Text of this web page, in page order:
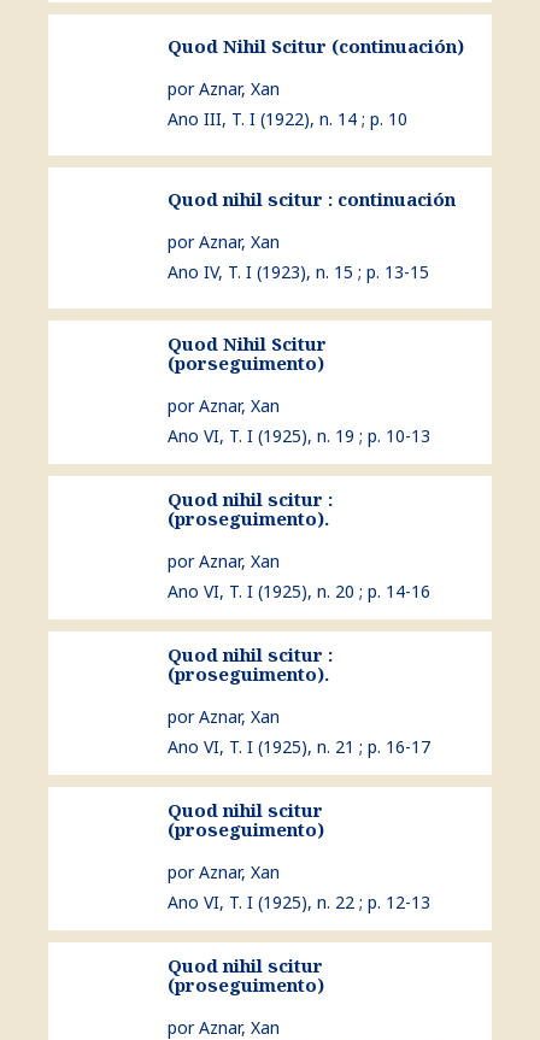
ver Quod Nihil Scitur (continuación)
Quod Nihil Scitur (continuación)
por Aznar, Xan
Ano III, T. I (1922), n. 14 ; p. 10
ver Quod nihil scitur : continuación
Quod nihil scitur : continuación
por Aznar, Xan
Ano IV, T. I (1923), n. 15 ; p. 13-15
ver Quod Nihil Scitur (porseguimento)
Quod Nihil Scitur
(porseguimento)
por Aznar, Xan
Ano VI, T. I (1925), n. 19 ; p. 10-13
ver Quod nihil scitur : (proseguimento).
Quod nihil scitur :
(proseguimento).
por Aznar, Xan
Ano VI, T. I (1925), n. 20 ; p. 14-16
ver Quod nihil scitur : (proseguimento).
Quod nihil scitur :
(proseguimento).
por Aznar, Xan
Ano VI, T. I (1925), n. 21 ; p. 16-17
ver Quod nihil scitur (proseguimento)
Quod nihil scitur
(proseguimento)
por Aznar, Xan
Ano VI, T. I (1925), n. 22 ; p. 12-13
ver Quod nihil scitur (proseguimento)
Quod nihil scitur
(proseguimento)
por Aznar, Xan